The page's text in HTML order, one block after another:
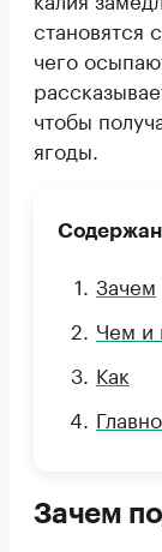
становятся
чего
чтобы
ягоды.
Зачем
Чем и
Как
Зачем